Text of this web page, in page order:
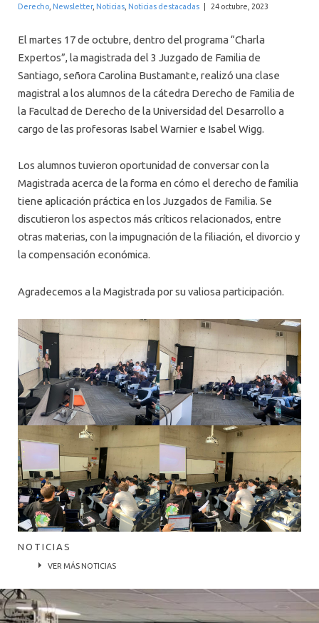
Derecho Newsletter, Noticias Noticias destacadas 24 octubre, 2023
El martes 17 de octubre, dentro del programa “Charla
Expertos”, la magistrada del 3 Juzgado de Familia de
Santiago, señora Carolina Bustamante, realizó una clase
magistral a los alumnos de la cátedra Derecho de Familia de
la Facultad de Derecho de la Universidad del Desarrollo a
cargo de las profesoras Isabel Warnier e Isabel Wigg.
Los alumnos tuvieron oportunidad de conversar con la
Magistrada acerca de la forma en cómo el derecho de familia
tiene aplicación práctica en los Juzgados de Familia. Se
discutieron los aspectos más críticos relacionados, entre
otras materias, con la impugnación de la filiación, el divorcio y
la compensación económica.
Agradecemos a la Magistrada por su valiosa participación.
NOTICIAS
VER MÁS NOTICIAS